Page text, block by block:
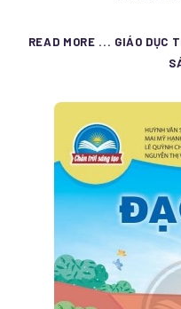
READ MORE ... GIÁO